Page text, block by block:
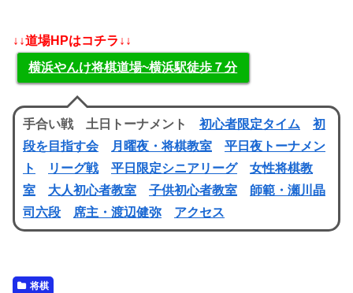
↓↓道場HPはコチラ↓↓
横浜やんけ将棋道場~横浜駅徒歩７分
手合い戦 土日トーナメント 初心者限定タイム
初
段を目指す会
月曜夜・将棋教室
平日夜トーナメン
ト
リーグ戦 平日限定シニアリーグ
女性将棋教
室
大人初心者教室 子供初心者教室
師範・瀬川晶
司六段
席主・渡辺健弥 アクセス
将棋